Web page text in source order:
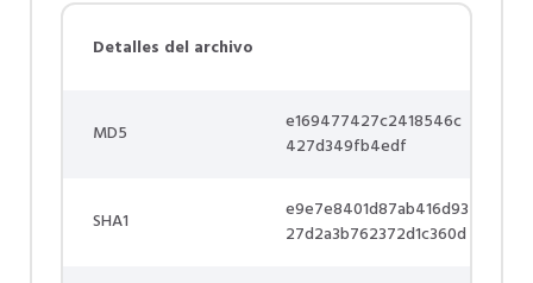
Detalles del archivo
MD5
e169477427c2418546c
427d349fb4edf
SHA1
e9e7e8401d87ab416d93
27d2a3b762372d1c360d